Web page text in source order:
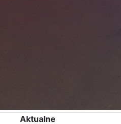
Aktualne